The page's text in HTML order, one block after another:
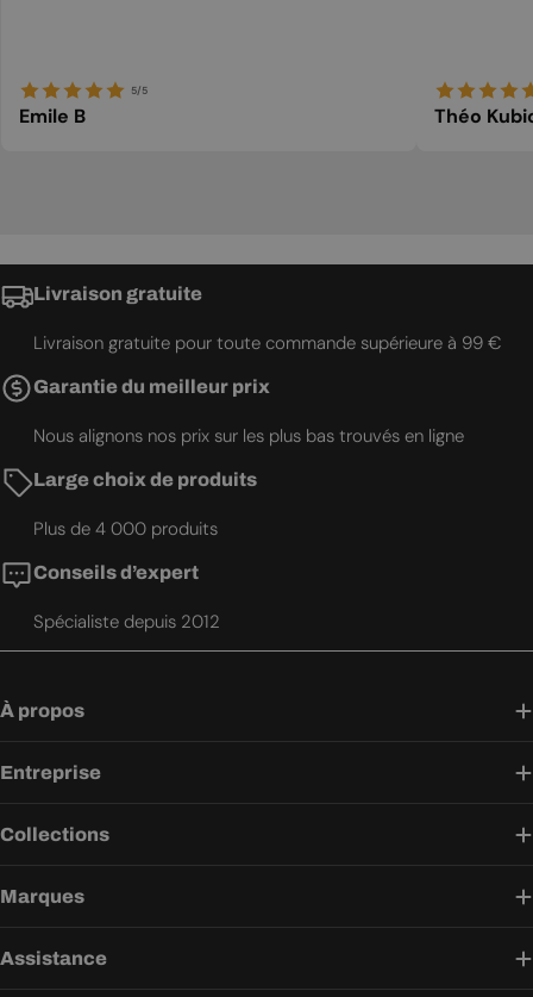
5/5
Emile B Théo
Livraison gratuite
Livraison gratuite pour toute commande supérieure à 99 €
Garantie du meilleur prix
Nous alignons nos prix sur les plus bas trouvés en ligne
Large choix de produits
Plus de 4 000 produits
Conseils d’expert
Spécialiste depuis 2012
À propos
Entreprise
Collections
Marques
Assistance